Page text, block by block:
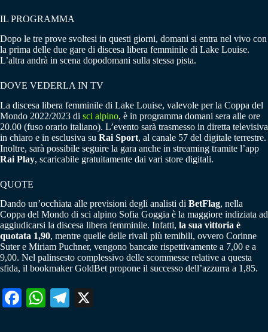
IL PROGRAMMA
Dopo le tre prove svoltesi in questi giorni, domani si entra nel vivo con
la prima delle due gare di discesa libera femminile di Lake Louise.
L’altra andrà in scena dopodomani sulla stessa pista.
DOVE VEDERLA IN TV
La discesa libera femminile di Lake Louise, valevole per la Coppa del
Mondo 2022/2023 di sci alpino, è in programma domani sera alle ore
20.00 (fuso orario italiano). L’evento sarà trasmesso in diretta televisiva
in chiaro e in esclusiva su Rai Sport, al canale 57 del digitale terrestre.
Inoltre, sarà possibile seguire la gara anche in streaming tramite l’app
Rai Play, scaricabile gratuitamente dai vari store digitali.
QUOTE
Dando un’occhiata alle previsioni degli analisti di BetFlag, nella
Coppa del Mondo di sci alpino Sofia Goggia è la maggiore indiziata ad
aggiudicarsi la discesa libera femminile. Infatti, la sua vittoria è
quotata 1,90, mentre quelle delle rivali più temibili, ovvero Corinne
Suter e Miriam Puchner, vengono bancate rispettivamente a 7,00 e a
9,00. Nel palinsesto complessivo delle scommesse relative a questa
sfida, il bookmaker GoldBet propone il successo dell’azzurra a 1,85.
Fa W
Te